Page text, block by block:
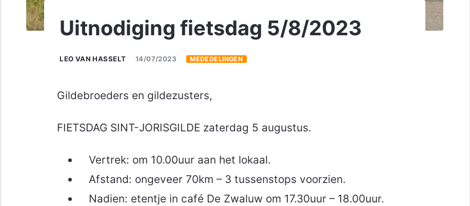
Uitnodiging fietsdag 5/8/2023
LEO VAN HASSELT 14/07/2023 MEDEDELINGEN
Gildebroeders en gildezusters,
FIETSDAG SINT-JORISGILDE zaterdag 5 augustus.
Vertrek: om 10.00uur aan het lokaal.
Afstand: ongeveer 70km – 3 tussenstops voorzien.
Nadien: etentje in café De Zwaluw om 17.30uur – 18.00uur.